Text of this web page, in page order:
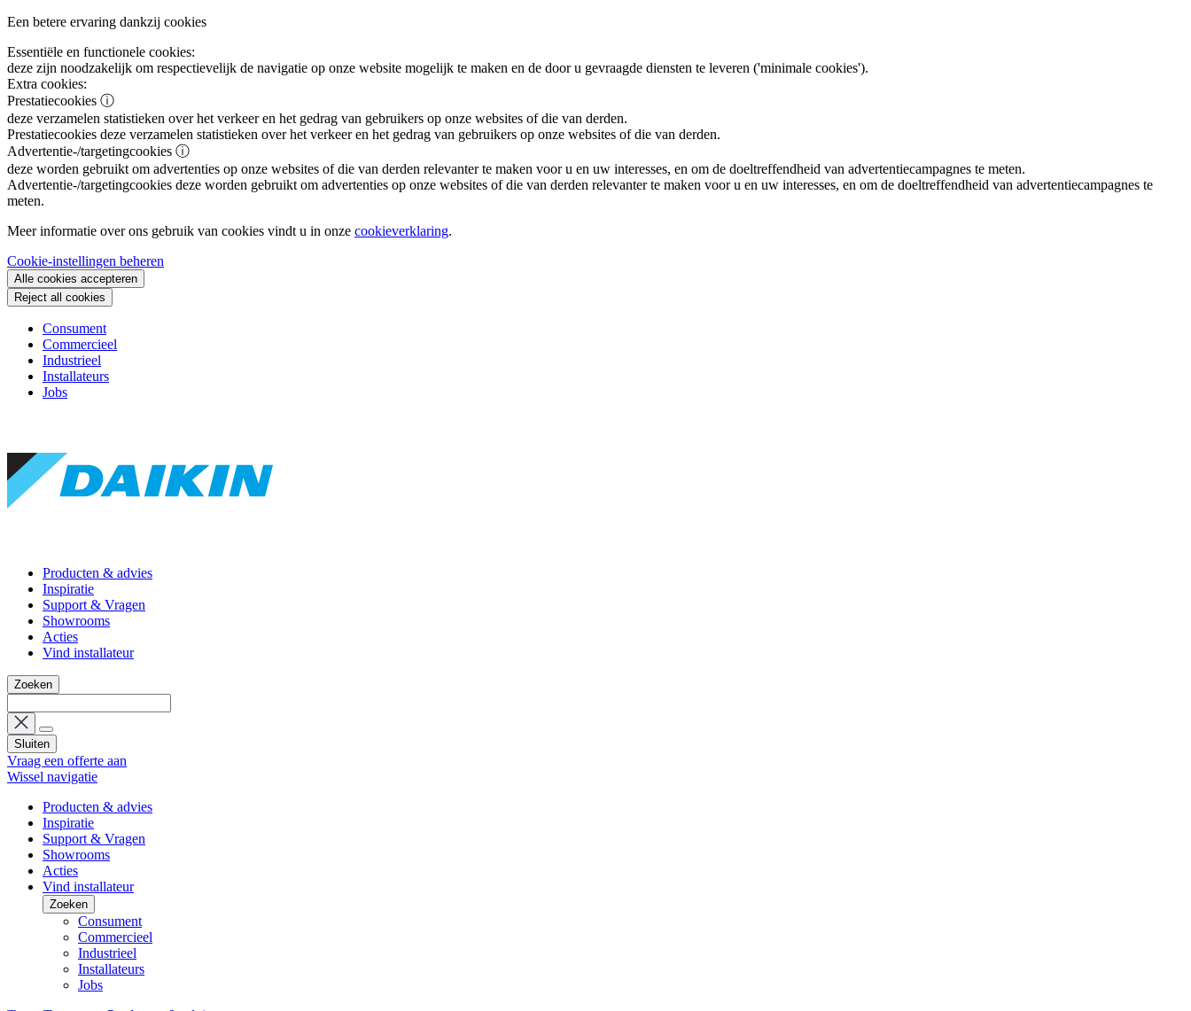
Een betere ervaring dankzij cookies
Essentiële en functionele cookies:
deze zijn noodzakelijk om respectievelijk de navigatie op onze website mogelijk te maken en de door u gevraagde diensten te leveren ('minimale cookies').
Extra cookies:
Prestatiecookies ⓘ
deze verzamelen statistieken over het verkeer en het gedrag van gebruikers op onze websites of die van derden.
Prestatiecookies deze verzamelen statistieken over het verkeer en het gedrag van gebruikers op onze websites of die van derden.
Advertentie-/targetingcookies ⓘ
deze worden gebruikt om advertenties op onze websites of die van derden relevanter te maken voor u en uw interesses, en om de doeltreffendheid van advertentiecampagnes te meten.
Advertentie-/targetingcookies deze worden gebruikt om advertenties op onze websites of die van derden relevanter te maken voor u en uw interesses, en om de doeltreffendheid van advertentiecampagnes te
meten.
Meer informatie over ons gebruik van cookies vindt u in onze cookieverklaring.
Cookie-instellingen beheren
Alle cookies accepteren
Reject all cookies
Consument
Commercieel
Industrieel
Installateurs
Jobs
Producten & advies
Inspiratie
Support & Vragen
Showrooms
Acties
Vind installateur
Zoeken
Sluiten
Vraag een offerte aan
Wissel navigatie
Producten & advies
Inspiratie
Support & Vragen
Showrooms
Acties
Vind installateur
Zoeken
Consument
Commercieel
Industrieel
Installateurs
Jobs